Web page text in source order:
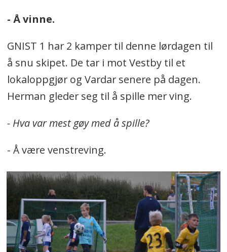
- Å vinne.
GNIST 1 har 2 kamper til denne lørdagen til
å snu skipet. De tar i mot Vestby til et
lokaloppgjør og Vardar senere på dagen.
Herman gleder seg til å spille mer ving.
- Hva var mest gøy med å spille?
- Å være venstreving.